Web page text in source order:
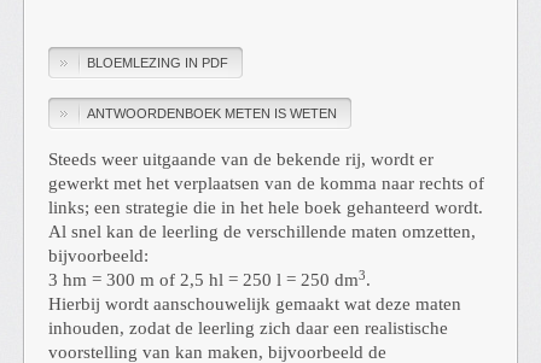
BLOEMLEZING IN PDF
ANTWOORDENBOEK METEN IS WETEN
Steeds weer uitgaande van de bekende rij, wordt er
gewerkt met het verplaatsen van de komma naar rechts of
links; een strategie die in het hele boek gehanteerd wordt.
Al snel kan de leerling de verschillende maten omzetten,
bijvoorbeeld:
3 hm = 300 m of 2,5 hl = 250 l = 250 dm3.
Hierbij wordt aanschouwelijk gemaakt wat deze maten
inhouden, zodat de leerling zich daar een realistische
voorstelling van kan maken, bijvoorbeeld de